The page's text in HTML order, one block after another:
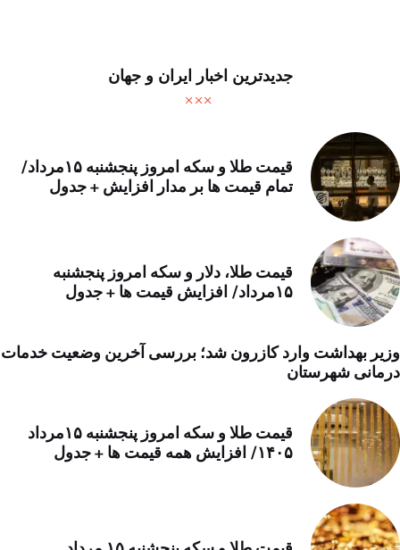
جدیدترین اخبار ایران و جهان
قیمت طلا و سکه امروز پنجشنبه ۱۵مرداد/
تمام قیمت ها بر مدار افزایش + جدول
قیمت طلا، دلار و سکه امروز پنجشنبه
۱۵مرداد/ افزایش قیمت ها + جدول
وزیر بهداشت وارد کازرون شد؛ بررسی آخرین وضعیت خدمات
درمانی شهرستان
قیمت طلا و سکه امروز پنجشنبه ۱۵مرداد
۱۴۰۵/ افزایش همه قیمت ها + جدول